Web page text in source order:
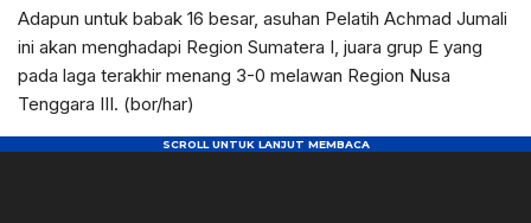
Adapun untuk babak 16 besar, asuhan Pelatih Achmad Jumali
ini akan menghadapi Region Sumatera I, juara grup E yang
pada laga terakhir menang 3-0 melawan Region Nusa
Tenggara III. (bor/har)